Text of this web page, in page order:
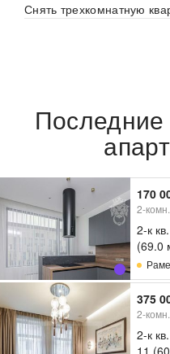
Снять трехкомнатную
170
2-комн.
2-к
(69.0
375
2-комн.
2-к